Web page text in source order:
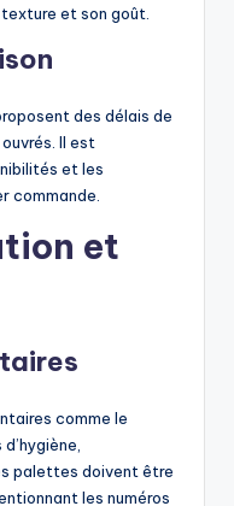
et son goût.
des délais de
Il est
et les
commande.
et
comme le
palettes doivent être
les numéros